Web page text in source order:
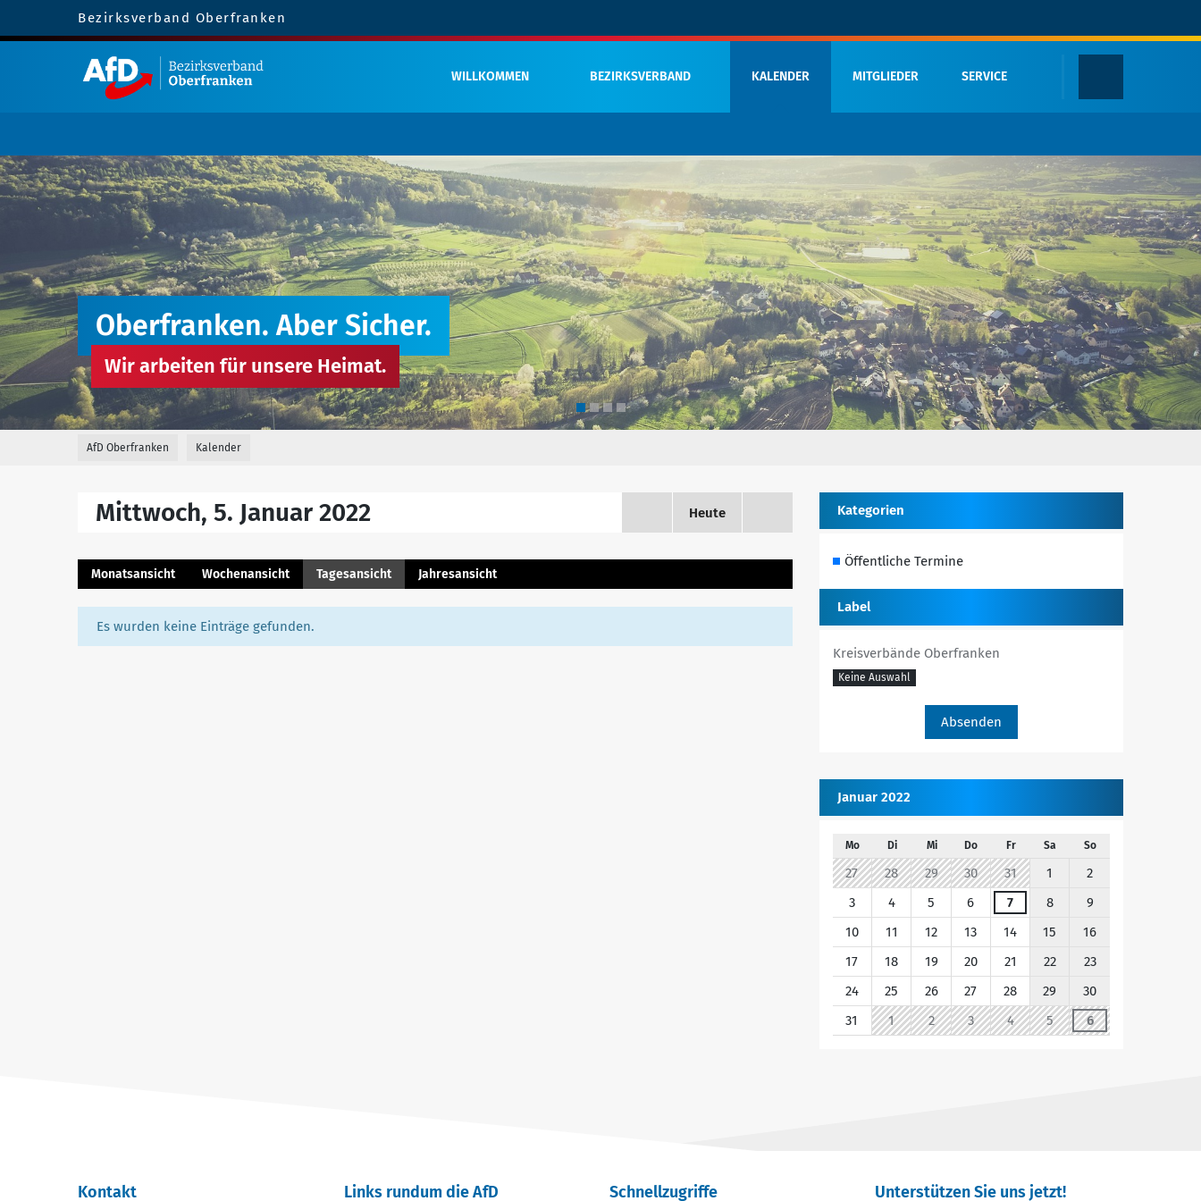
Bezirksverband Oberfranken
WILLKOMMEN BEZIRKSVERBAND KALENDER MITGLIEDER SERVICE
Oberfranken. Aber Sicher.
Wir arbeiten für unsere Heimat.
AfD Oberfranken Kalender
Mittwoch, 5. Januar 2022 Heute
Monatsansicht Wochenansicht Tagesansicht Jahresansicht
Es wurden keine Einträge gefunden.
Kategorien
Öffentliche Termine
Label
Kreisverbände Oberfranken
Keine Auswahl
Januar 2022
Mo Di Mi Do Fr Sa So
27 28 29 30 31 1
2
3
4 5 6 7 8
9
10
11 12 13 14 15
16
17
18 19 20 21 22
23
24
25 26 27 28 29
30
31
1 2 3 4 5 6
Kontakt Links rundum die AfD Schnellzugriffe Unterstützen Sie uns jetzt!